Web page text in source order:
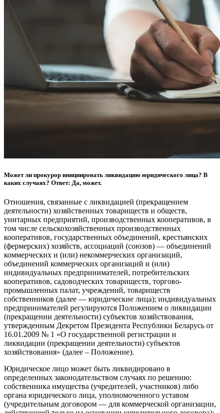
Может ли прокурор инициировать ликвидацию юридического лица? В
каких случаях? Ответ: Да, может.
Отношения, связанные с ликвидацией (прекращением
деятельности) хозяйственных товариществ и обществ,
унитарных предприятий, производственных кооперативов, в
том числе сельскохозяйственных производственных
кооперативов, государственных объединений, крестьянских
(фермерских) хозяйств, ассоциаций (союзов) — объединений
коммерческих и (или) некоммерческих организаций,
объединений коммерческих организаций и (или)
индивидуальных предпринимателей, потребительских
кооперативов, садоводческих товариществ, торгово-
промышленных палат, учреждений, товариществ
собственников (далее — юридические лица); индивидуальных
предпринимателей регулируются Положением о ликвидации
(прекращении деятельности) субъектов хозяйствования,
утвержденным Декретом Президента Республики Беларусь от
16.01.2009 № 1 «О государственной регистрации и
ликвидации (прекращении деятельности) субъектов
хозяйствования» (далее – Положение).
Юридическое лицо может быть ликвидировано в
определенных законодательством случаях по решению:
собственника имущества (учредителей, участников) либо
органа юридического лица, уполномоченного уставом
(учредительным договором — для коммерческой организации,